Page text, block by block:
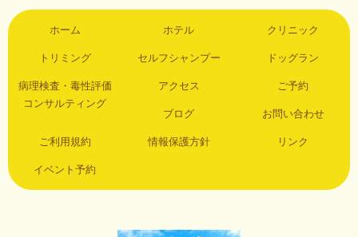
ホーム ホテル クリニック
トリミング セルフシャンプー ドッグラン
病理検査・毒性評価
コンサルティング
アクセス ご予約
ブログ お問い合わせ
ご利用規約 情報保護方針 リンク
イベント予約